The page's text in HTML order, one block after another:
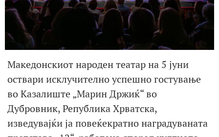
Македонскиот народен театар на 5 јуни
оствари исклучително успешно гостување
во Казалиште „Марин Држиќ“ во
Дубровник, Република Хрватска,
изведувајќи ја повеќекратно наградуваната